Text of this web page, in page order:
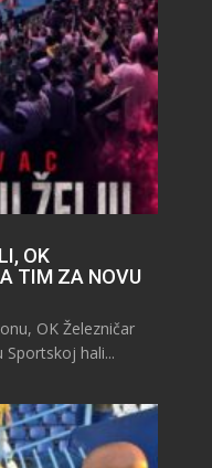
OK
TIM ZA NOVU
OK Železničar
hali...